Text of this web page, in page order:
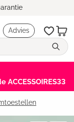
testwinnaar
Advies